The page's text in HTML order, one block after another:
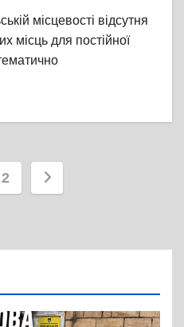
місцевості відсутня
місць для постійної
2